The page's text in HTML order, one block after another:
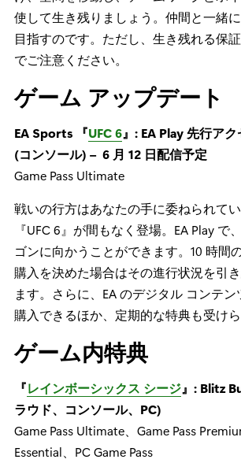
使して生き残りましょう。仲間と一緒
目指すのです。ただし、生き残れる保
でご注意ください。
ゲーム アップデート
EA Sports 『UFC 6』: EA Play 先行ア
(コンソール) – 6 月 12 日配信予定
Game Pass Ultimate
戦いの行方はあなたの手に委ねられて
『UFC 6』が間もなく登場。EA Play で
ゴンに向かうことができます。10 時間
購入を決めた場合はその進行状況を引
ます。さらに、EA のデジタル コンテン
購入できるほか、定期的な特典も受けら
ゲーム内特典
『レインボーシックス シージ』: Blitz
ラウド、コンソール、PC)
Game Pass Ultimate、Game Pass
Essential、PC Game Pass